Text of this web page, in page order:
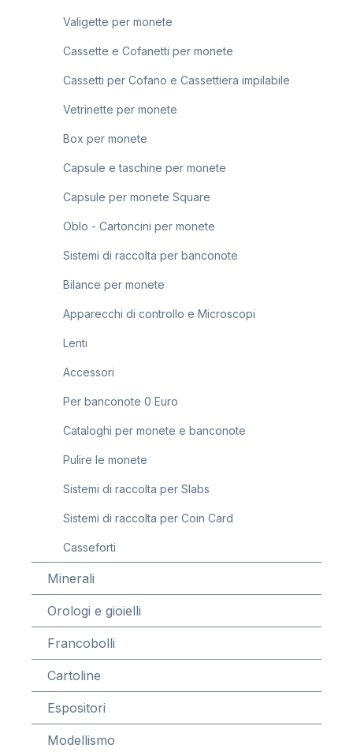
Valigette per monete
Cassette e Cofanetti per monete
Cassetti per Cofano e Cassettiera impilabile
Vetrinette per monete
Box per monete
Capsule e taschine per monete
Capsule per monete Square
Oblo - Cartoncini per monete
Sistemi di raccolta per banconote
Bilance per monete
Apparecchi di controllo e Microscopi
Lenti
Accessori
Per banconote 0 Euro
Cataloghi per monete e banconote
Pulire le monete
Sistemi di raccolta per Slabs
Sistemi di raccolta per Coin Card
Casseforti
Minerali
Orologi e gioielli
Francobolli
Cartoline
Espositori
Modellismo